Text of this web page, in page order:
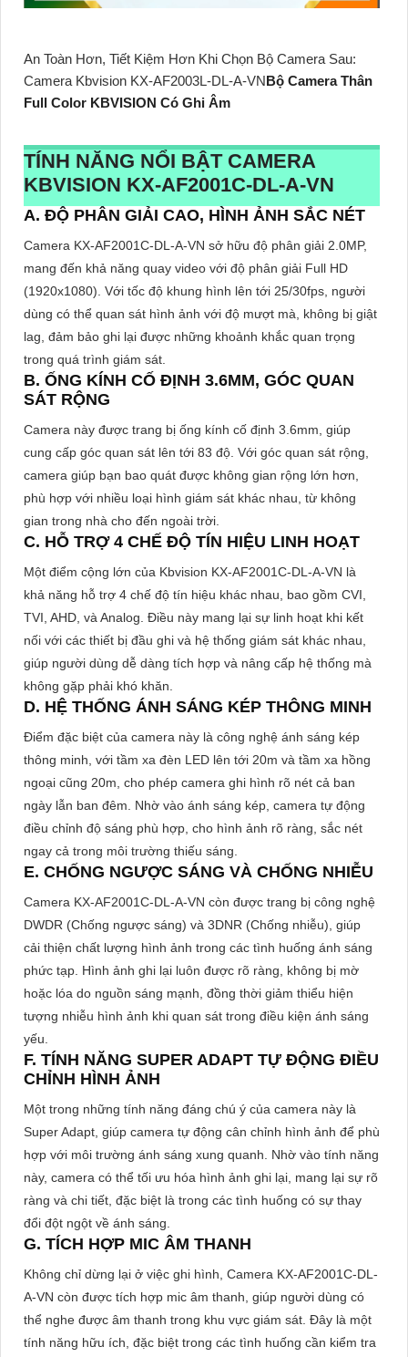
An Toàn Hơn, Tiết Kiệm Hơn Khi Chọn Bộ Camera Sau:
Camera Kbvision KX-AF2003L-DL-A-VNBộ Camera Thân
Full Color KBVISION Có Ghi Âm
TÍNH NĂNG NỔI BẬT CAMERA
KBVISION KX-AF2001C-DL-A-VN
A. ĐỘ PHÂN GIẢI CAO, HÌNH ẢNH SẮC NÉT
Camera KX-AF2001C-DL-A-VN sở hữu độ phân giải 2.0MP,
mang đến khả năng quay video với độ phân giải Full HD
(1920x1080). Với tốc độ khung hình lên tới 25/30fps, người
dùng có thể quan sát hình ảnh với độ mượt mà, không bị giật
lag, đảm bảo ghi lại được những khoảnh khắc quan trọng
trong quá trình giám sát.
B. ỐNG KÍNH CỐ ĐỊNH 3.6MM, GÓC QUAN
SÁT RỘNG
Camera này được trang bị ống kính cố định 3.6mm, giúp
cung cấp góc quan sát lên tới 83 độ. Với góc quan sát rộng,
camera giúp bạn bao quát được không gian rộng lớn hơn,
phù hợp với nhiều loại hình giám sát khác nhau, từ không
gian trong nhà cho đến ngoài trời.
C. HỖ TRỢ 4 CHẾ ĐỘ TÍN HIỆU LINH HOẠT
Một điểm cộng lớn của Kbvision KX-AF2001C-DL-A-VN là
khả năng hỗ trợ 4 chế độ tín hiệu khác nhau, bao gồm CVI,
TVI, AHD, và Analog. Điều này mang lại sự linh hoạt khi kết
nối với các thiết bị đầu ghi và hệ thống giám sát khác nhau,
giúp người dùng dễ dàng tích hợp và nâng cấp hệ thống mà
không gặp phải khó khăn.
D. HỆ THỐNG ÁNH SÁNG KÉP THÔNG MINH
Điểm đặc biệt của camera này là công nghệ ánh sáng kép
thông minh, với tầm xa đèn LED lên tới 20m và tầm xa hồng
ngoại cũng 20m, cho phép camera ghi hình rõ nét cả ban
ngày lẫn ban đêm. Nhờ vào ánh sáng kép, camera tự động
điều chỉnh độ sáng phù hợp, cho hình ảnh rõ ràng, sắc nét
ngay cả trong môi trường thiếu sáng.
E. CHỐNG NGƯỢC SÁNG VÀ CHỐNG NHIỄU
Camera KX-AF2001C-DL-A-VN còn được trang bị công nghệ
DWDR (Chống ngược sáng) và 3DNR (Chống nhiễu), giúp
cải thiện chất lượng hình ảnh trong các tình huống ánh sáng
phức tạp. Hình ảnh ghi lại luôn được rõ ràng, không bị mờ
hoặc lóa do nguồn sáng mạnh, đồng thời giảm thiểu hiện
tượng nhiễu hình ảnh khi quan sát trong điều kiện ánh sáng
yếu.
F. TÍNH NĂNG SUPER ADAPT TỰ ĐỘNG ĐIỀU
CHỈNH HÌNH ẢNH
Một trong những tính năng đáng chú ý của camera này là
Super Adapt, giúp camera tự động cân chỉnh hình ảnh để phù
hợp với môi trường ánh sáng xung quanh. Nhờ vào tính năng
này, camera có thể tối ưu hóa hình ảnh ghi lại, mang lại sự rõ
ràng và chi tiết, đặc biệt là trong các tình huống có sự thay
đổi đột ngột về ánh sáng.
G. TÍCH HỢP MIC ÂM THANH
Không chỉ dừng lại ở việc ghi hình, Camera KX-AF2001C-DL-
A-VN còn được tích hợp mic âm thanh, giúp người dùng có
thể nghe được âm thanh trong khu vực giám sát. Đây là một
tính năng hữu ích, đặc biệt trong các tình huống cần kiểm tra